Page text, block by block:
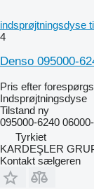
indsprøjtningsdyse
4
Denso 095000-
Pris efter
Indsprøjtningsdyse
Tilstand ny
095000-6240
Tyrkiet
KARDEŞLER
Kontakt sælgeren